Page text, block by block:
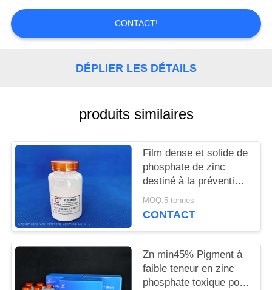
NOUS
CONTACTER
DEVIS
PLAN
SITE
PRIVACY
POLICY
CONTACT!
DÉPLIER LES DÉTAILS
produits similaires
Film dense et solide de
phosphate de zinc
destiné à la prévention
de la corrosion des
métaux et au
MOQ:5 tonnes
CONTACT
Zn min45% Pigment à
faible teneur en zinc
phosphate toxique pour